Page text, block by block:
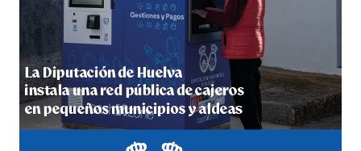
5º DÍA DE LAS FIESTAS COLOMBINAS 2026
hace 6 días·Huelvatv